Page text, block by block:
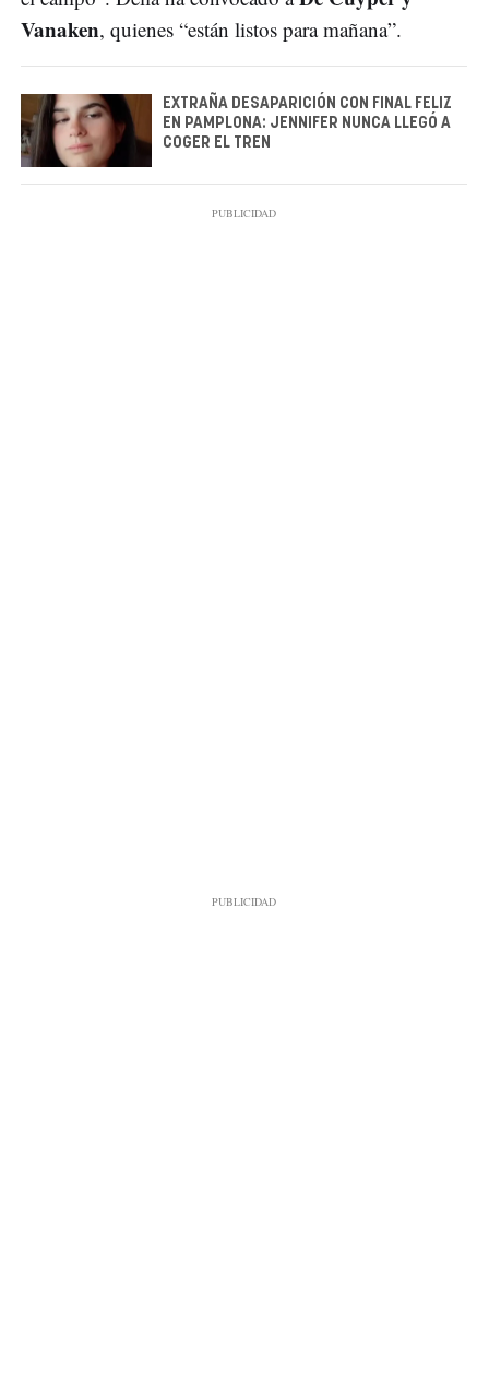
Vanaken, quienes “están listos para mañana”.
EXTRAÑA DESAPARICIÓN CON FINAL FELIZ
EN PAMPLONA: JENNIFER NUNCA LLEGÓ A
COGER EL TREN